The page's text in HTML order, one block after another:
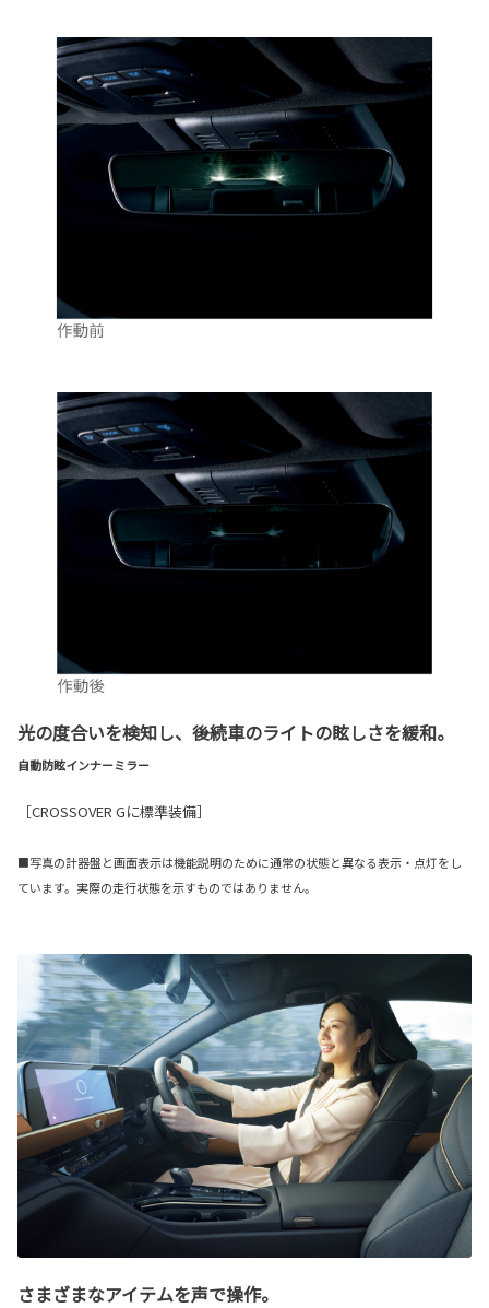
光の度合いを検知し、後続車のライトの眩しさを緩和。
自動防眩インナーミラー
［CROSSOVER Gに標準装備］
■写真の計器盤と画面表示は機能説明のために通常の状態と異なる表示・点灯をし
ています。実際の走行状態を示すものではありません。
さまざまなアイテムを声で操作。